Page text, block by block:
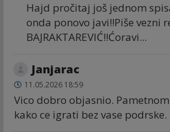
Hajd pročitaj još jednom
onda ponovo javi!!Piše vezni
BAJRAKTAREVIĆ!!Ćoravi...
Janjarac
11.05.2026 18:59
Vico dobro objasnio.
kako ce igrati bez vase podrske.